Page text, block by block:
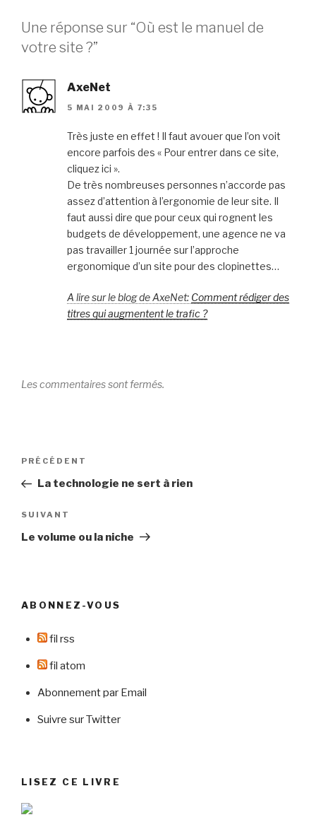
Une réponse sur “Où est le manuel de
votre site ?”
AxeNet
5 MAI 2009 À 7:35
Très juste en effet ! Il faut avouer que l’on voit
encore parfois des « Pour entrer dans ce site,
cliquez ici ».
De très nombreuses personnes n’accorde pas
assez d’attention à l’ergonomie de leur site. Il
faut aussi dire que pour ceux qui rognent les
budgets de développement, une agence ne va
pas travailler 1 journée sur l’approche
ergonomique d’un site pour des clopinettes…
A lire sur le blog de AxeNet: Comment rédiger des
titres qui augmentent le trafic ?
Les commentaires sont fermés.
Navigation
l’article
Article
précédent
PRÉCÉDENT
La technologie ne sert à rien
Article
suivant
SUIVANT
Le volume ou la niche
ABONNEZ-VOUS
fil rss
fil atom
Abonnement par Email
Suivre sur Twitter
LISEZ CE LIVRE